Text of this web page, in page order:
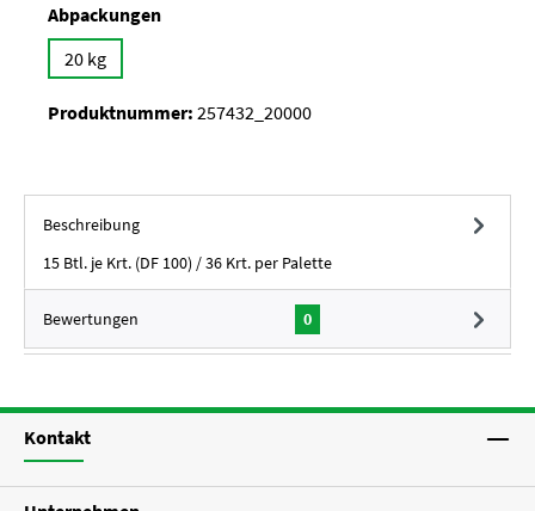
Abpackungenauswählen
20 kg
Produktnummer: 257432_20000
Beschreibung
15 Btl. je Krt. (DF 100) / 36 Krt. per Palette
Bewertungen 0
Kontakt